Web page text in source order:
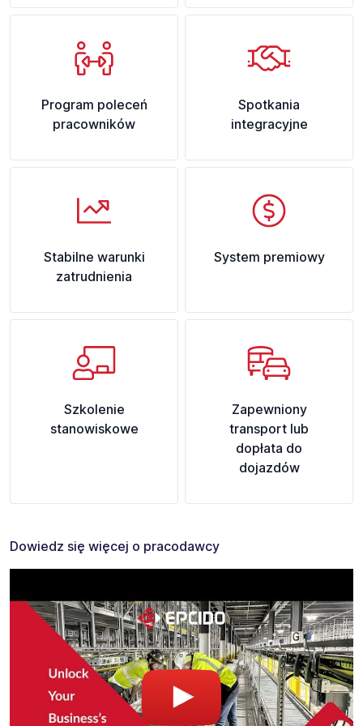
Program poleceń
pracowników
Spotkania
integracyjne
Stabilne warunki
zatrudnienia
System premiowy
Szkolenie
stanowiskowe
Zapewniony
transport lub
dopłata do
dojazdów
Dowiedz się więcej o pracodawcy